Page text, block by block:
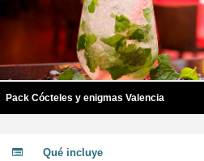
Pack Cócteles y enigmas Valencia
Qué incluye